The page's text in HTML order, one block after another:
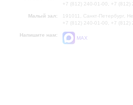
+7 (812) 240-01-00, +7 (812)
Малый зал:
191011, Санкт-Петербург,
+7 (812) 240-01-00, +7 (812)
Напишите нам:
MAX